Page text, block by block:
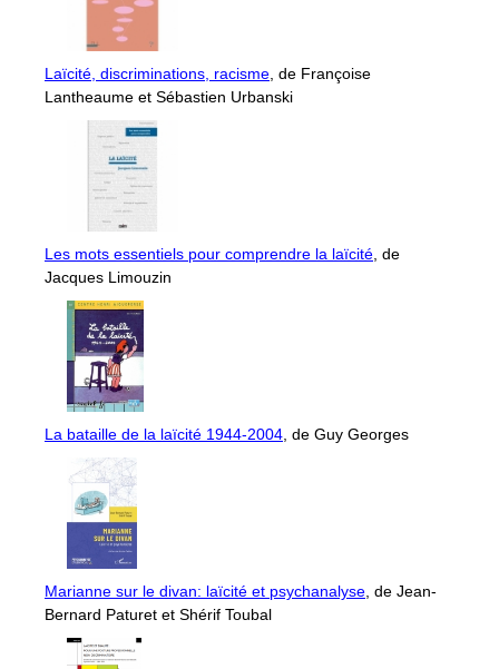
Laïcité, discriminations, racisme , de Françoise
Lantheaume et Sébastien Urbanski
Les mots essentiels pour comprendre la laïcité , de
Jacques Limouzin
La bataille de la laïcité 1944-2004 , de Guy Georges
Marianne sur le divan: laïcité et psychanalyse , de Jean-
Bernard Paturet et Shérif Toubal